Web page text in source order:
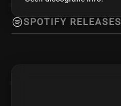
SPOTIFY RELEASES